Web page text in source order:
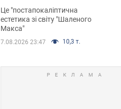
російських FPV-дронів.
Фото
Це "постапокаліптична
естетика зі світу "Шаленого
Макса"
7.08.2026 23:47 10,3 т.